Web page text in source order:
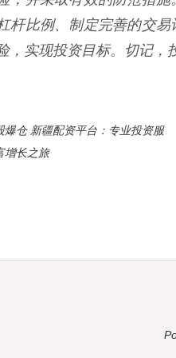
杆比例、制定完善的交
，实现投资目标。切记，
爆仓 新疆配资平台：专业投资服
增长之旅